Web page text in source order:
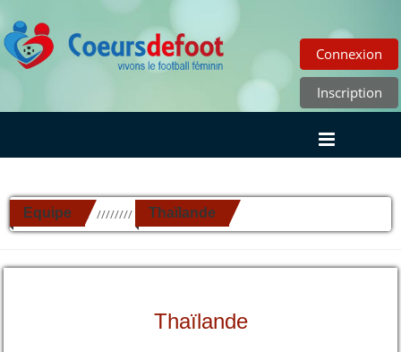
Connexion
Inscription
Equipe ////////// Thaïlande
Thaïlande